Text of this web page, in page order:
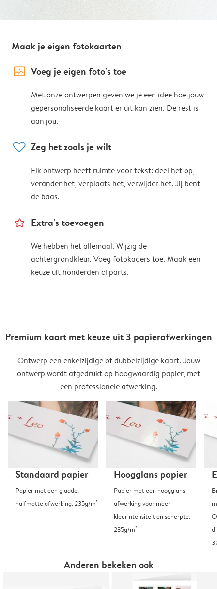
Maak je eigen fotokaarten
image_placeholder Voeg je eigen foto's toe
Met onze ontwerpen geven we je een idee hoe jouw
gepersonaliseerde kaart er uit kan zien. De rest is
aan jou.
heart Zeg het zoals je wilt
Elk ontwerp heeft ruimte voor tekst: deel het op,
verander het, verplaats het, verwijder het. Jij bent
de baas.
star_outline Extra's toevoegen
We hebben het allemaal. Wijzig de
achtergrondkleur. Voeg fotokaders toe. Maak een
keuze uit honderden cliparts.
Premium kaart met keuze uit 3 papierafwerkingen
Ontwerp een enkelzijdige of dubbelzijdige kaart. Jouw
ontwerp wordt afgedrukt op hoogwaardig papier, met
een professionele afwerking.
Standaard papier
Papier met een gladde,
halfmatte afwerking. 235g/m²
Hoogglans papier
Papier met een hoogglans
afwerking voor meer
kleurintensiteit en scherpte.
235g/m²
Anderen bekeken ook